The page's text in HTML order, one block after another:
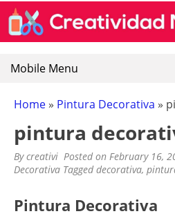
Skip
content
CREATIVIDAD
Encuentra recursos sobre
eva, manualidades y
Mobile Menu
Home » Pintura Decorativa »
pintura
Bycreativi Posted on February 16,
Decorativa Taggeddecorativa,
Pintura Decorativa